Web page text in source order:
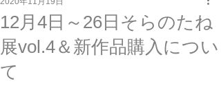
12月4日～26日そらのたね
展vol.4＆新作品購入につい
て